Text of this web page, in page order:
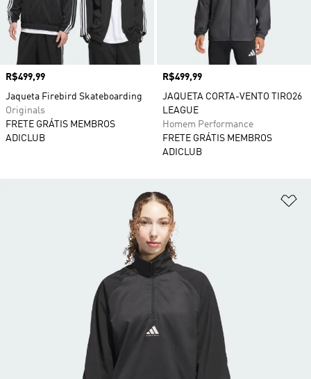
Preço
R$499,99
Jaqueta Firebird Skateboarding
Originals
FRETE GRÁTIS MEMBROS
ADICLUB
Preço
R$499,99
JAQUETA CORTA-VENTO TIRO26
LEAGUE
Homem Performance
FRETE GRÁTIS MEMBROS
ADICLUB